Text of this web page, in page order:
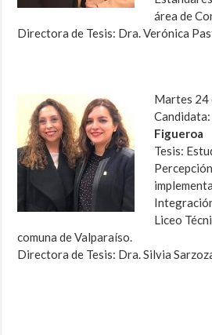
área de
Directora de Tesis: Dra. Verónica
Martes 24
Candidata:
Figueroa
Tesis:
Liceo
comuna de Valparaíso.
Directora de Tesis: Dra. Silvia